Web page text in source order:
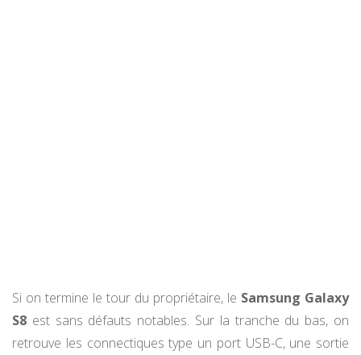
Si on termine le tour du propriétaire, le Samsung Galaxy
S8 est sans défauts notables. Sur la tranche du bas, on
retrouve les connectiques type un port USB-C, une sortie